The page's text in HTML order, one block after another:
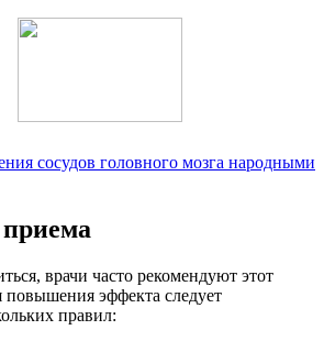
сосудов головного мозга народными
врачи часто рекомендуют этот
повышения эффекта следует
правил: